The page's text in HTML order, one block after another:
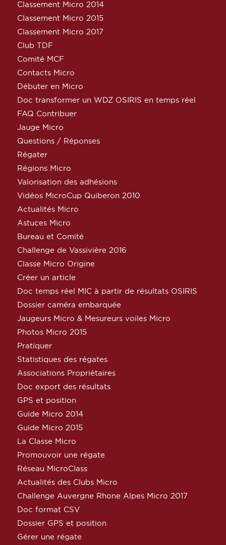
Classement Micro 2014
Classement Micro 2015
Classement Micro 2017
Club TDF
Comité MCF
Contacts Micro
Débuter en Micro
Doc transformer un WDZ OSIRIS en temps réel
FAQ Contribuer
Jauge Micro
Questions / Réponses
Régater
Régions Micro
Valorisation des adhésions
Vidéos MicroCup Quiberon 2010
Actualités Micro
Astuces Micro
Bureau et Comité
Challenge de Vassivière 2016
Classe Micro Origine
Créer un article
Doc temps réel MIC à partir de résultats OSIRIS
Dossier caméra embarquée
Jaugeurs Micro & Mesureurs voiles Micro
Photos Micro 2015
Pratiquer
Statistiques des régates
Associations Propriétaires
Doc export des résultats
GPS et position
Guide Micro 2014
Guide Micro 2015
La Classe Micro
Promouvoir une régate
Réseau MicroClass
Actualités des Clubs Micro
Challenge Auvergne Rhone Alpes Micro 2017
Doc format CSV
Dossier GPS et position
Gérer une régate